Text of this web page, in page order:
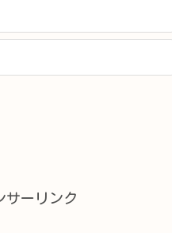
サーリンク